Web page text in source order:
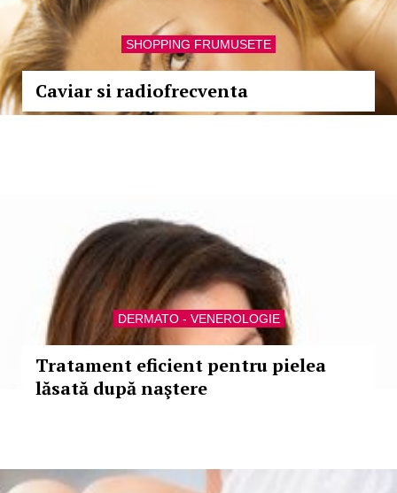
SHOPPING FRUMUSETE
Caviar si radiofrecventa
DERMATO - VENEROLOGIE
Tratament eficient pentru pielea
lăsată după naştere